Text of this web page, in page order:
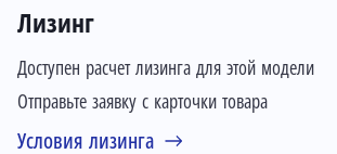
Лизинг
Доступен расчет лизинга для этой модели
Отправьте заявку с карточки товара
Условия лизинга